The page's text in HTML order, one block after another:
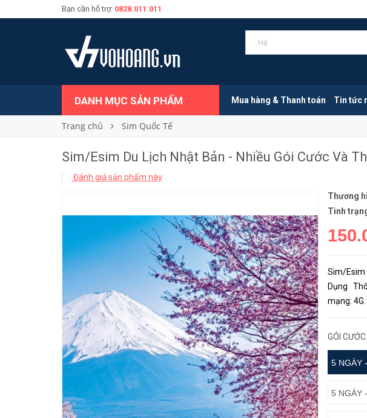
Bạn cần hỗ trợ: 0828.011.011
DANH MỤC SẢN PHẨM Mua hàng & Thanh toán Tin tức
Trang chủ Sim Quốc Tế
Sim/Esim Du Lịch Nhật Bản - Nhiều Gói Cước Và
Đánh giá sản phẩm này
Thương
Tình
Sim/Esim
Dụng Thông tin sản
mạng:
cước: th...
GÓI CƯỚC
5 NGÀY
5 NGÀY